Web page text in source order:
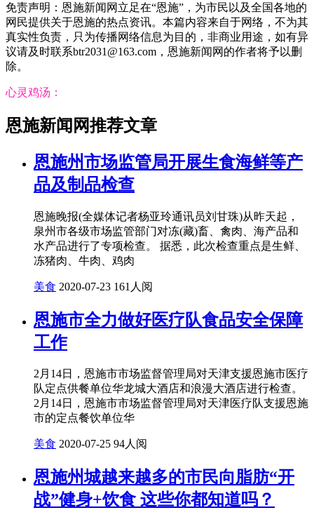
免责声明：恩施新闻网立足在“恩施”，为市民以及全国各地的
网民提供关于恩施的热点资讯。本篇内容来自于网络，不为其
真实性负责，只为传播网络信息为目的，非商业用途，如有异
议请及时联系btr2031@163.com，恩施新闻网的作者将予以删
除。
心灵鸡汤：
恩施新闻网推荐文章
恩施州市场监管局开展生食海鲜等产
品及制品检查
恩施晚报(全媒体记者杨亚玲通讯员刘甘珠)从昨天起，
泉州市各级市场监管部门对冻(藏)畜、禽肉、海产品和
水产品进行了专项检查。 据悉，此次检查重点是生鲜、
冻猪肉、牛肉、鸡肉
美食 2020-07-23 161人阅
恩施市全力做好医疗队食品安全保障
工作
2月14日，恩施市市场监督管理局对天津支援恩施市医疗
队定点供餐单位华龙城大酒店和浪漫大酒店进行检查。
2月14日，恩施市市场监督管理局对天津医疗队支援恩施
市的定点餐饮单位华
美食 2020-07-25 94人阅
恩施州城越来越多的市民向脂肪“开
战”健身+饮食 这些你都知道吗？